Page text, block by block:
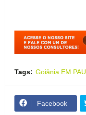
Tags: Goiânia EM
Facebook